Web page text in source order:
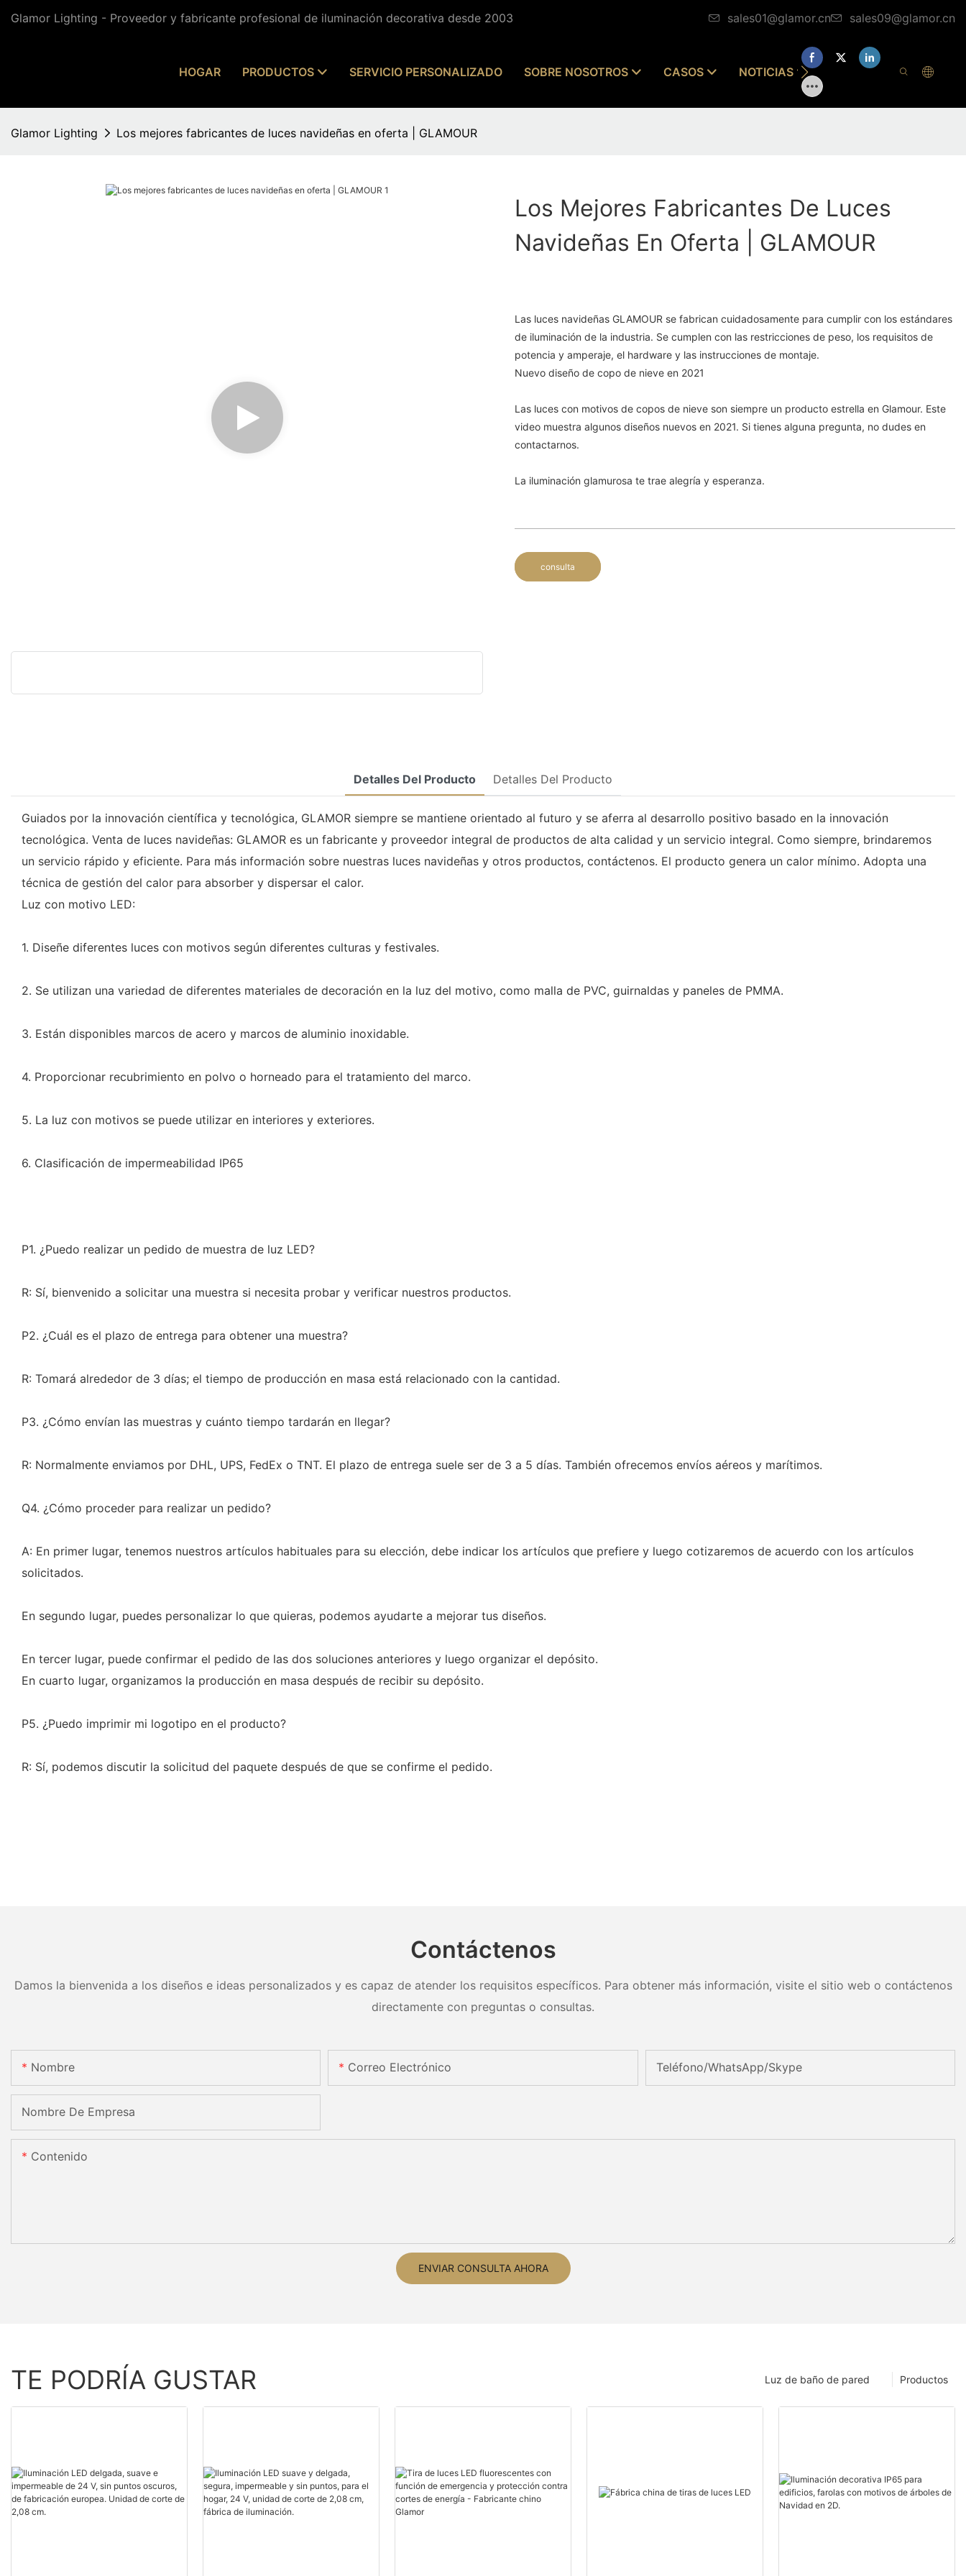
Glamor Lighting - Proveedor y fabricante profesional de iluminación decorativa desde 2003 sales01@glamor.cn sales09@glamor.cn
HOGAR PRODUCTOS SERVICIO PERSONALIZADO SOBRE NOSOTROS CASOS NOTICIAS CONTÁCTENOS
Glamor Lighting Los mejores fabricantes de luces navideñas en oferta | GLAMOUR
Los Mejores Fabricantes De Luces
Navideñas En Oferta | GLAMOUR
Las luces navideñas GLAMOUR se fabrican cuidadosamente para cumplir con los estándares
de iluminación de la industria. Se cumplen con las restricciones de peso, los requisitos de
potencia y amperaje, el hardware y las instrucciones de montaje.
Nuevo diseño de copo de nieve en 2021
Las luces con motivos de copos de nieve son siempre un producto estrella en Glamour. Este
video muestra algunos diseños nuevos en 2021. Si tienes alguna pregunta, no dudes en
contactarnos.
La iluminación glamurosa te trae alegría y esperanza.
consulta
Detalles Del Producto Detalles Del Producto
Guiados por la innovación científica y tecnológica, GLAMOR siempre se mantiene orientado al futuro y se aferra al desarrollo positivo basado en la innovación
tecnológica. Venta de luces navideñas: GLAMOR es un fabricante y proveedor integral de productos de alta calidad y un servicio integral. Como siempre, brindaremos
un servicio rápido y eficiente. Para más información sobre nuestras luces navideñas y otros productos, contáctenos. El producto genera un calor mínimo. Adopta una
técnica de gestión del calor para absorber y dispersar el calor.
Luz con motivo LED:
1. Diseñe diferentes luces con motivos según diferentes culturas y festivales.
2. Se utilizan una variedad de diferentes materiales de decoración en la luz del motivo, como malla de PVC, guirnaldas y paneles de PMMA.
3. Están disponibles marcos de acero y marcos de aluminio inoxidable.
4. Proporcionar recubrimiento en polvo o horneado para el tratamiento del marco.
5. La luz con motivos se puede utilizar en interiores y exteriores.
6. Clasificación de impermeabilidad IP65
P1. ¿Puedo realizar un pedido de muestra de luz LED?
R: Sí, bienvenido a solicitar una muestra si necesita probar y verificar nuestros productos.
P2. ¿Cuál es el plazo de entrega para obtener una muestra?
R: Tomará alrededor de 3 días; el tiempo de producción en masa está relacionado con la cantidad.
P3. ¿Cómo envían las muestras y cuánto tiempo tardarán en llegar?
R: Normalmente enviamos por DHL, UPS, FedEx o TNT. El plazo de entrega suele ser de 3 a 5 días. También ofrecemos envíos aéreos y marítimos.
Q4. ¿Cómo proceder para realizar un pedido?
A: En primer lugar, tenemos nuestros artículos habituales para su elección, debe indicar los artículos que prefiere y luego cotizaremos de acuerdo con los artículos
solicitados.
En segundo lugar, puedes personalizar lo que quieras, podemos ayudarte a mejorar tus diseños.
En tercer lugar, puede confirmar el pedido de las dos soluciones anteriores y luego organizar el depósito.
En cuarto lugar, organizamos la producción en masa después de recibir su depósito.
P5. ¿Puedo imprimir mi logotipo en el producto?
R: Sí, podemos discutir la solicitud del paquete después de que se confirme el pedido.
Contáctenos
Damos la bienvenida a los diseños e ideas personalizados y es capaz de atender los requisitos específicos. Para obtener más información, visite el sitio web o contáctenos
directamente con preguntas o consultas.
Nombre Correo Electrónico Teléfono/WhatsApp/Skype
Nombre De Empresa
Contenido
ENVIAR CONSULTA AHORA
TE PODRÍA GUSTAR Productos
Luz de baño de pared